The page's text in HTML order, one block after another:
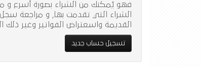
فهو يُمكنك من الشراء بصورة أسرع و
الشراء التي تقدمت بها, و مراجعة سجل
القديمة واسعتراض الفواتير وغير ذلك
تسجيل حساب جديد